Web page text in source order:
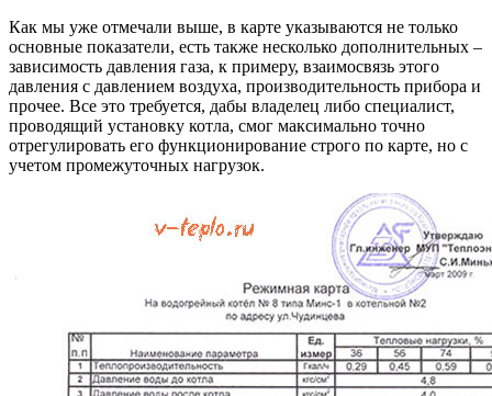
Как мы уже отмечали выше, в карте указываются не только
основные показатели, есть также несколько дополнительных –
зависимость давления газа, к примеру, взаимосвязь этого
давления с давлением воздуха, производительность прибора и
прочее. Все это требуется, дабы владелец либо специалист,
проводящий установку котла, смог максимально точно
отрегулировать его функционирование строго по карте, но с
учетом промежуточных нагрузок.